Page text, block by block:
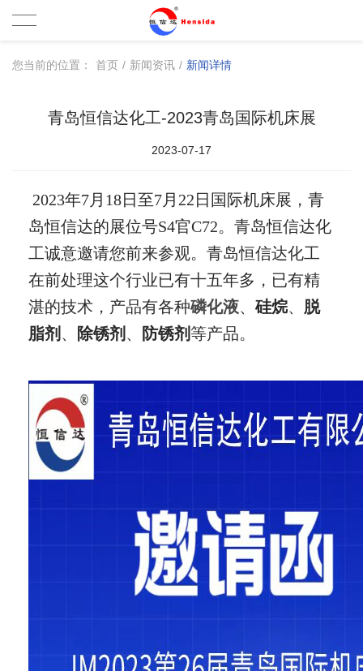
您当前的位置： 首页 / 新闻资讯 / 新闻详情
青岛恒信达化工-2023青岛国际机床展
2023-07-17
2023年7月18日至7月22日国际机床展，青
岛恒信达的展位号S4官C72。青岛恒信达化
工诚意邀请您前来参观。青岛恒信达化工
在前处理这个行业已有十五年多，已有精
湛的技术，产品有各种磷化液、 硅烷、 脱
脂剂 、 除锈剂 、 防锈剂等产品。